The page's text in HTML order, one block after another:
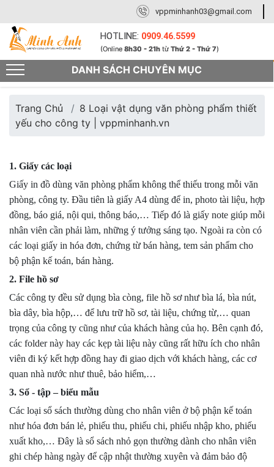
DANH SÁCH CHUYÊN MỤC
vppminhanh03@gmail.com
HOTLINE: 0909.46.5599
(Online8h30 - 21h từThứ 2 - Thứ 7)
Trang Chủ
8 Loại vật dụng văn phòng phẩm thiết
yếu cho công ty | vppminhanh.vn
1. Giấy các loại
Giấy in đồ dùng văn phòng phẩm không thể thiếu trong mỗi văn
phòng, công ty. Đầu tiên là giấy A4 dùng để in, photo tài liệu, hợp
đồng, báo giá, nội qui, thông báo,… Tiếp đó là giấy note giúp mỗi
nhân viên cần phải làm, những ý tưởng sáng tạo. Ngoài ra còn có
các loại giấy in hóa đơn, chứng từ bán hàng, tem sản phẩm cho
bộ phận kế toán, bán hàng.
2. File hồ sơ
Các công ty đều sử dụng bìa còng, file hồ sơ như bìa lá, bìa nút,
bìa dây, bìa hộp,… để lưu trữ hồ sơ, tài liệu, chứng từ,… quan
trọng của công ty cũng như của khách hàng của họ. Bên cạnh đó,
các folder này hay các kẹp tài liệu này cũng rất hữu ích cho nhân
viên đi ký kết hợp đồng hay đi giao dịch với khách hàng, các cơ
quan nhà nước như thuê, bảo hiểm,…
3. Sổ - tập – biểu mẫu
Các loại sổ sách thường dùng cho nhân viên ở bộ phận kế toán
như hóa đơn bán lẻ, phiếu thu, phiếu chi, phiếu nhập kho, phiếu
xuất kho,… Đây là sổ sách nhỏ gọn thường dành cho nhân viên
ghi chép hàng ngày để cập nhật thường xuyên và đảm bảo độ